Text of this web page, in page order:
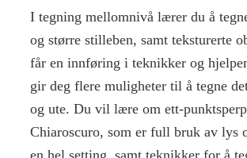
I tegning mellomnivå lærer du å
og større stilleben, samt teksturerte
får en innføring i teknikker og
gir deg flere muligheter til å tegne
og ute. Du vil lære om ett-
Chiaroscuro, som er full bruk av lys
en hel setting, samt teknikker for å